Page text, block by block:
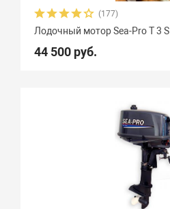
Количество тактов
(177)
Лодочный мотор Sea-Pro Т 3 S
44 500 руб.